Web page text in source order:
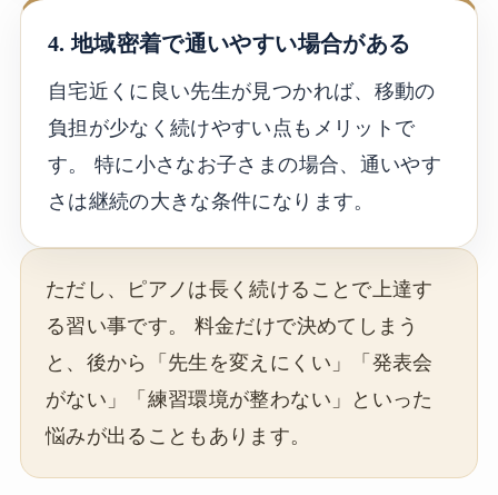
4. 地域密着で通いやすい場合がある
自宅近くに良い先生が見つかれば、移動の
負担が少なく続けやすい点もメリットで
す。 特に小さなお子さまの場合、通いやす
さは継続の大きな条件になります。
ただし、ピアノは長く続けることで上達す
る習い事です。 料金だけで決めてしまう
と、後から「先生を変えにくい」「発表会
がない」「練習環境が整わない」といった
悩みが出ることもあります。